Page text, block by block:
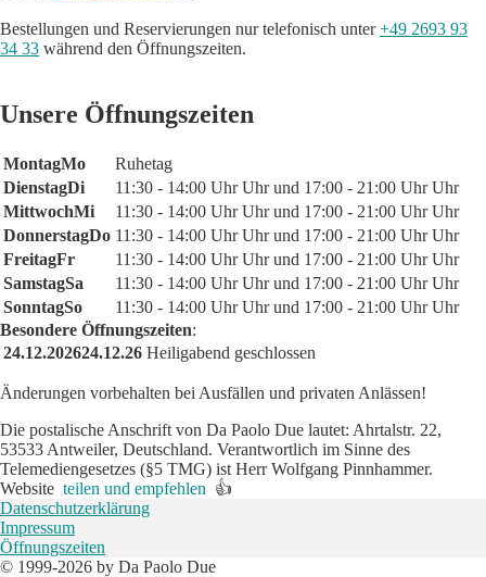
Bestellungen und Reservierungen nur telefonisch unter+49 2693 93
34 33 während den Öffnungszeiten.
Unsere Öffnungszeiten
MontagMo
Ruhetag
DienstagDi 11:30 - 14:00 UhrUhr und 17:00 - 21:00 UhrUhr
MittwochMi 11:30 - 14:00 UhrUhr und 17:00 - 21:00 UhrUhr
DonnerstagDo 11:30 - 14:00 UhrUhr und 17:00 - 21:00 UhrUhr
FreitagFr 11:30 - 14:00 UhrUhr und 17:00 - 21:00 UhrUhr
SamstagSa 11:30 - 14:00 UhrUhr und 17:00 - 21:00 UhrUhr
SonntagSo 11:30 - 14:00 UhrUhr und 17:00 - 21:00 UhrUhr
Besondere Öffnungszeiten:
24.12.202624.12.26 Heiligabend geschlossen
Änderungen vorbehalten bei Ausfällen und privaten Anlässen!
Die postalische Anschrift von Da Paolo Due lautet: Ahrtalstr. 22,
53533 Antweiler, Deutschland. Verantwortlich im Sinne des
Telemediengesetzes (§5 TMG) ist Herr Wolfgang Pinnhammer.
Website teilen und empfehlen 👍
Datenschutzerklärung
Impressum
Öffnungszeiten
© 1999-2026 by Da Paolo Due